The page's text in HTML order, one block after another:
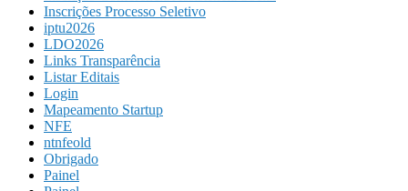
Inscrições Processo Seletivo
iptu2026
LDO2026
Links Transparência
Listar Editais
Login
Mapeamento Startup
NFE
ntnfeold
Obrigado
Painel